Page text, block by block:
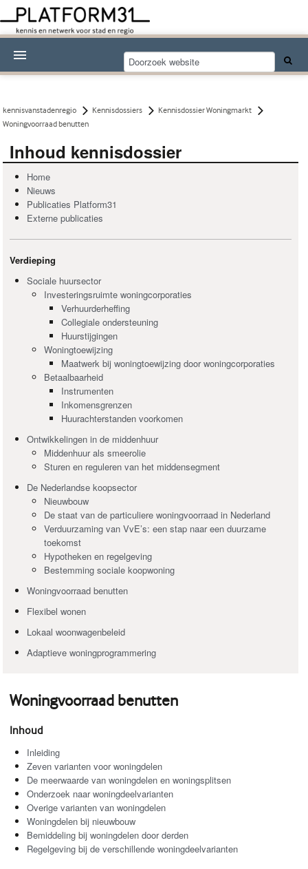
Kennisdossiers
Abonneren
Contact
kennisvanstadenregio Kennisdossiers
Kennisdossier Woningmarkt
Woningvoorraad benutten
Inhoud kennisdossier
Home
Nieuws
Publicaties Platform31
Externe publicaties
Verdieping
Sociale huursector
Investeringsruimte woningcorporaties
Verhuurderheffing
Collegiale ondersteuning
Huurstijgingen
Woningtoewijzing
Maatwerk bij woningtoewijzing door woningcorporaties
Betaalbaarheid
Instrumenten
Inkomensgrenzen
Huurachterstanden voorkomen
Ontwikkelingen in de middenhuur
Middenhuur als smeerolie
Sturen en reguleren van het middensegment
De Nederlandse koopsector
Nieuwbouw
De staat van de particuliere woningvoorraad in Nederland
Verduurzaming van VvE’s: een stap naar een duurzame
toekomst
Hypotheken en regelgeving
Bestemming sociale koopwoning
Woningvoorraad benutten
Flexibel wonen
Lokaal woonwagenbeleid
Adaptieve woningprogrammering
Woningvoorraad benutten
Inhoud
Inleiding
Zeven varianten voor woningdelen
De meerwaarde van woningdelen en woningsplitsen
Onderzoek naar woningdeelvarianten
Overige varianten van woningdelen
Woningdelen bij nieuwbouw
Bemiddeling bij woningdelen door derden
Regelgeving bij de verschillende woningdeelvarianten